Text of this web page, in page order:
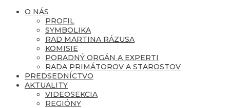
O NÁS
PROFIL
SYMBOLIKA
RAD MARTINA RÁZUSA
KOMISIE
PORADNÝ ORGÁN A EXPERTI
RADA PRIMÁTOROV A STAROSTOV
PREDSEDNÍCTVO
AKTUALITY
VIDEOSEKCIA
REGIÓNY